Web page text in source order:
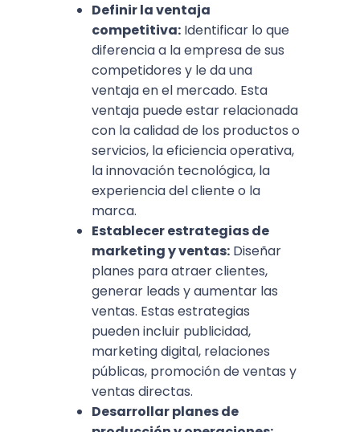
Definir la ventaja
competitiva: Identificar lo que
diferencia a la empresa de sus
competidores y le da una
ventaja en el mercado. Esta
ventaja puede estar relacionada
con la calidad de los productos o
servicios, la eficiencia operativa,
la innovación tecnológica, la
experiencia del cliente o la
marca.
Establecer estrategias de
marketing y ventas: Diseñar
planes para atraer clientes,
generar leads y aumentar las
ventas. Estas estrategias
pueden incluir publicidad,
marketing digital, relaciones
públicas, promoción de ventas y
ventas directas.
Desarrollar planes de